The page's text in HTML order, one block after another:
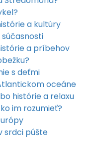
a kultúry
a príbehov
s deťmi
oceáne
histórie a relaxu
im rozumieť?
srdci púšte